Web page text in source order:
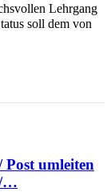
Lehrgang
soll dem von
Post umleiten
/…